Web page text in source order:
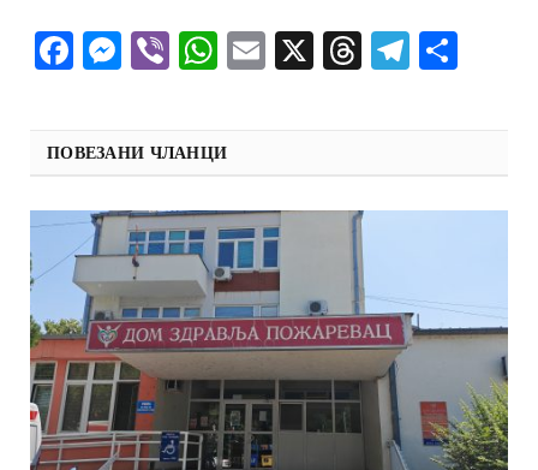
Facebook
Messenger
ViberWhatsApp
Email
X Threads
ПОВЕЗАНИ ЧЛАНЦИ